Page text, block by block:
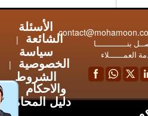
بنـــــــــــــا
العمــــــلاء
الأسئلة
الشائعة |
سياسة
الخصوصية |
الشروط
والاحكام
دليل المحامين